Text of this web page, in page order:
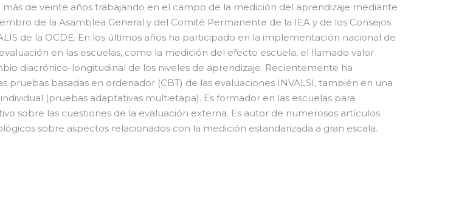
más de veinte años trabajando en el campo de la medición del aprendizaje mediante
de la Asamblea General y del Comité Permanente de la IEA y de los Consejos
de la OCDE. En los últimos años ha participado en la implementación nacional de
en las escuelas, como la medición del efecto escuela, el llamado valor
diacrónico-longitudinal de los niveles de aprendizaje. Recientemente ha
pruebas basadas en ordenador (CBT) de las evaluaciones INVALSI, también en una
(pruebas adaptativas multietapa). Es formador en las escuelas para
sobre las cuestiones de la evaluación externa. Es autor de numerosos artículos
sobre aspectos relacionados con la medición estandarizada a gran escala.